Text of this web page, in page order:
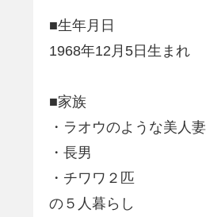
■生年月日
1968年12月5日生まれ
■家族
・ラオウのような美人妻
・長男
・チワワ２匹
の５人暮らし